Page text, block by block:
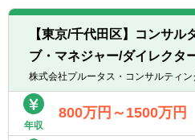
貫してサポート
◆新規開拓
ネットワークを
の開拓も行いま
【サービス内容
■M&A 関連業務
【東京/千代田区】コンサル
ブ・マネジャー/ダイレクター
株式会社プルータス・コンサルティン
年収
800万円～1500万円